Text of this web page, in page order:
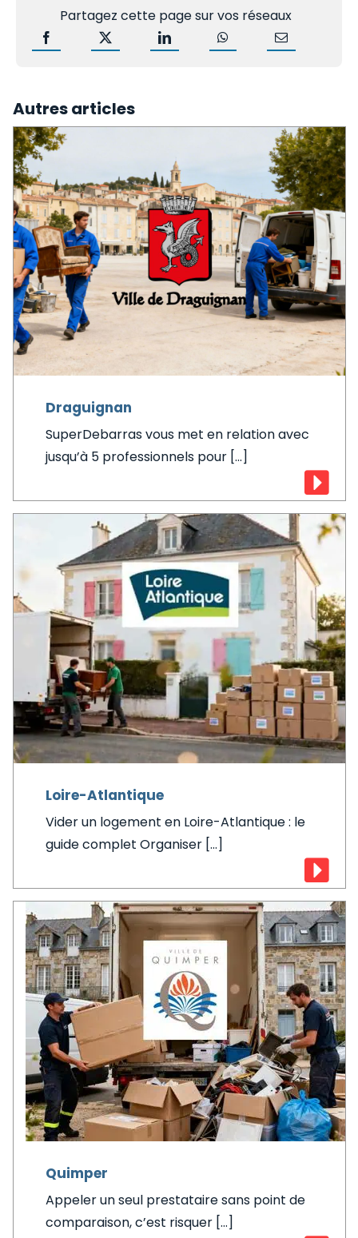
Partagez cette page sur vos réseaux
Autres articles
Draguignan
SuperDebarras vous met en relation avec
jusqu’à 5 professionnels pour [...]
Loire-Atlantique
Vider un logement en Loire-Atlantique : le
guide complet Organiser [...]
Quimper
Appeler un seul prestataire sans point de
comparaison, c’est risquer [...]